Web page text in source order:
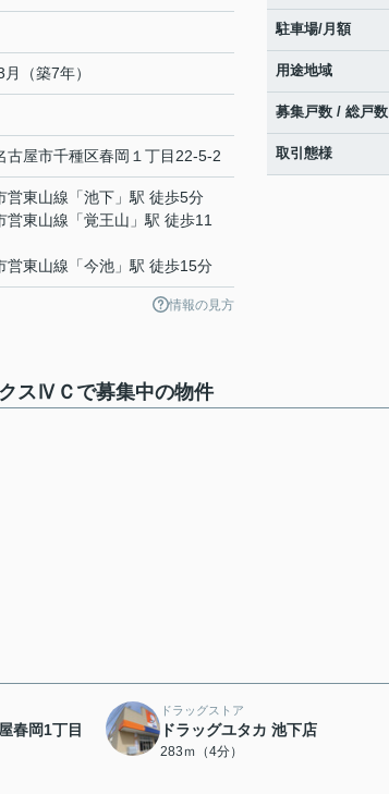
（築7年）
古屋市千種区春岡 １丁目22-5-2
営東山線 「池下 」駅 徒歩5分
営東山線 「覚王山 」駅 徒歩11
営東山線 「今池 」駅 徒歩15分
情報の見方
駐車場/月額
用途地域
募集戸数 / 総戸数
取引態様
スⅣＣで募集中の物件
春岡1丁目
ドラッグストア
ドラッグユタカ 池下店
283ｍ（4分）